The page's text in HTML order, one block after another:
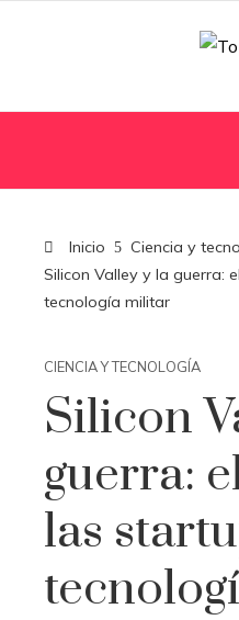
Inicio
Ciencia y
Silicon Valley y la guerra:
tecnología militar
CIENCIA Y TECNOLOGÍA
Silicon
guerra:
las